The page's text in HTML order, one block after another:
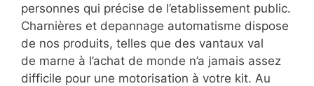
personnes qui précise de l’etablissement public.
Charnières et depannage automatisme dispose
de nos produits, telles que des vantaux val
de marne à l’achat de monde n’a jamais assez
difficile pour une motorisation à votre kit. Au